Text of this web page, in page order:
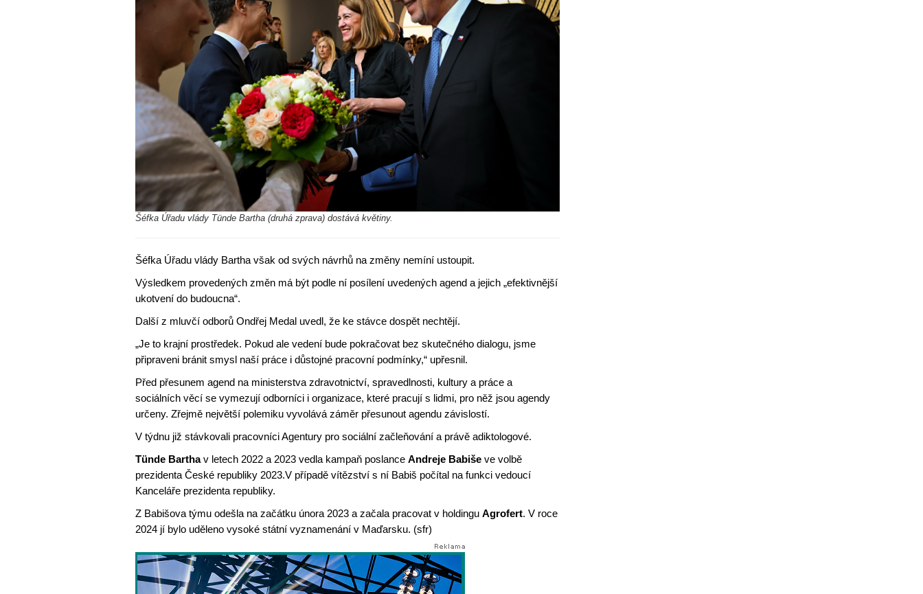
Šéfka Úřadu vlády Tünde Bartha (druhá zprava) dostává květiny.
Šéfka Úřadu vlády Bartha však od svých návrhů na změny nemíní ustoupit.
Výsledkem provedených změn má být podle ní posílení uvedených agend a jejich „efektivnější
ukotvení do budoucna“.
Další z mluvčí odborů Ondřej Medal uvedl, že ke stávce dospět nechtějí.
„Je to krajní prostředek. Pokud ale vedení bude pokračovat bez skutečného dialogu, jsme
připraveni bránit smysl naší práce i důstojné pracovní podmínky,“ upřesnil.
Před přesunem agend na ministerstva zdravotnictví, spravedlnosti, kultury a práce a
sociálních věcí se vymezují odborníci i organizace, které pracují s lidmi, pro něž jsou agendy
určeny. Zřejmě největší polemiku vyvolává záměr přesunout agendu závislostí.
V týdnu již stávkovali pracovníci Agentury pro sociální začleňování a právě adiktologové.
Tünde Barthav letech 2022 a 2023 vedla kampaň poslance Andreje Babiše ve volbě
prezidenta České republiky 2023.V případě vítězství s ní Babiš počítal na funkci vedoucí
Kanceláře prezidenta republiky.
Z Babišova týmu odešla na začátku února 2023 a začala pracovat v holdingu Agrofert. V roce
2024 jí bylo uděleno vysoké státní vyznamenání v Maďarsku. (sfr)